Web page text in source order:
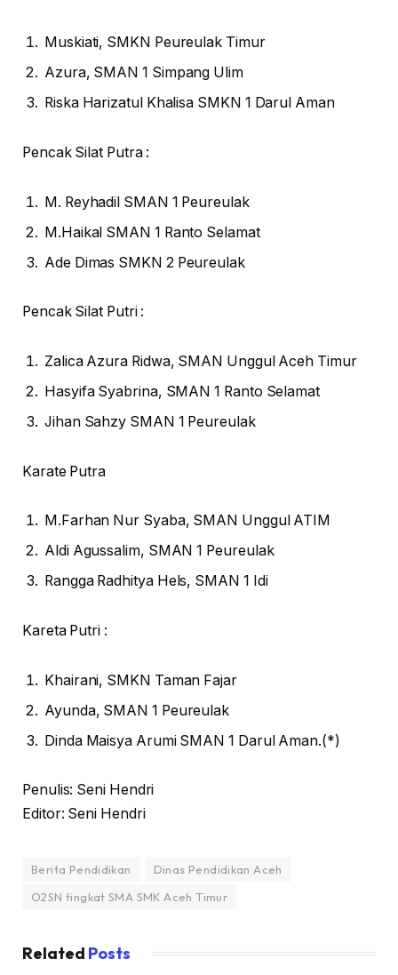
Muskiati, SMKN Peureulak Timur
Azura, SMAN 1 Simpang Ulim
Riska Harizatul Khalisa SMKN 1 Darul Aman
Pencak Silat Putra :
M. Reyhadil SMAN 1 Peureulak
M.Haikal SMAN 1 Ranto Selamat
Ade Dimas SMKN 2 Peureulak
Pencak Silat Putri :
Zalica Azura Ridwa, SMAN Unggul Aceh Timur
Hasyifa Syabrina, SMAN 1 Ranto Selamat
Jihan Sahzy SMAN 1 Peureulak
Karate Putra
M.Farhan Nur Syaba, SMAN Unggul ATIM
Aldi Agussalim, SMAN 1 Peureulak
Rangga Radhitya Hels, SMAN 1 Idi
Kareta Putri :
Khairani, SMKN Taman Fajar
Ayunda, SMAN 1 Peureulak
Dinda Maisya Arumi SMAN 1 Darul Aman.(*)
Penulis: Seni Hendri
Editor: Seni Hendri
Berita Pendidikan
Dinas Pendidikan Aceh
O2SN tingkat SMA SMK Aceh Timur
Related Posts